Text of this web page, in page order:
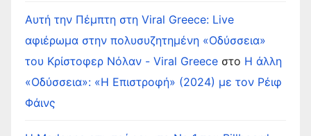
Αυτή την Πέμπτη στη Viral Greece: Live
αφιέρωμα στην πολυσυζητημένη «Οδύσσεια»
του Κρίστοφερ Νόλαν - Viral Greece στο Η άλλη
«Οδύσσεια»: «Η Επιστροφή» (2024) με τον Ρέιφ
Φάινς